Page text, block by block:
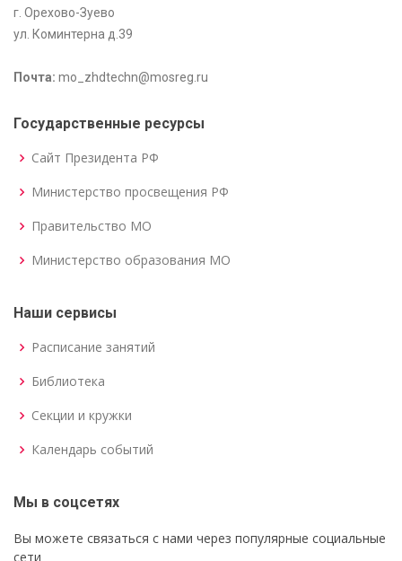
г. Орехово-Зуево
ул. Коминтерна д.39
Почта: mo_zhdtechn@mosreg.ru
Государственные ресурсы
Сайт Президента РФ
Министерство просвещения РФ
Правительство МО
Министерство образования МО
Наши сервисы
Расписание занятий
Библиотека
Секции и кружки
Календарь событий
Мы в соцсетях
Вы можете связаться с нами через популярные социальные
сети